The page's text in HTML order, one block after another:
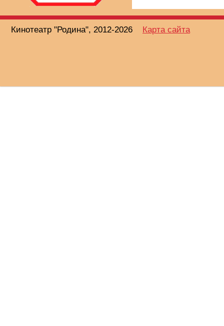
Кинотеатр "Родина", 2012-2026 Карта сайта